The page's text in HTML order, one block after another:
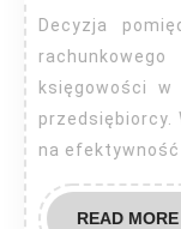
Decyzja pomiędzy skorzystaniem z usług biura
księgowości
przedsiębiorcy.
na
READ MORE